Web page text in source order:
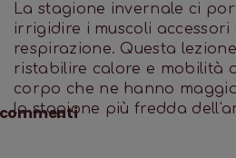
La stagione invernale ci
irrigidire i muscoli accessori
respirazione. Questa
ristabilire calore e mobilità
corpo che ne hanno
la stagione più fredda